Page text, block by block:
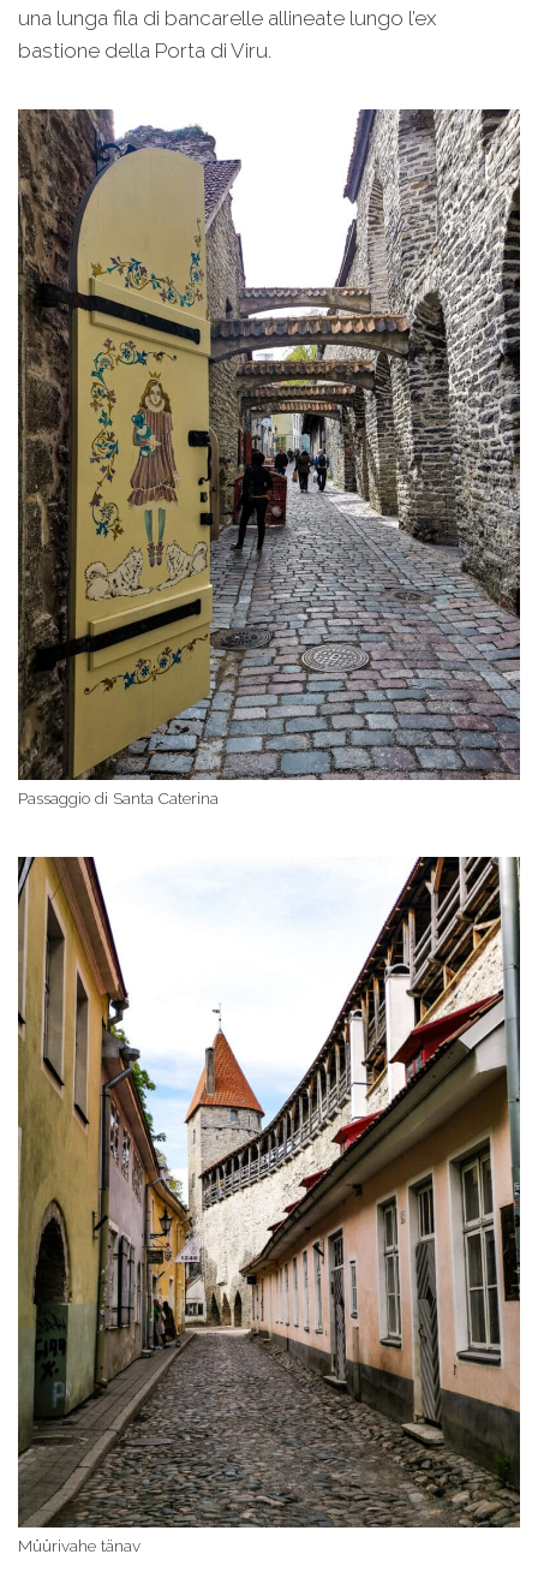
una lunga fila di bancarelle allineate lungo l’ex
bastione della Porta di Viru.
Passaggio di Santa Caterina
Müürivahe tänav